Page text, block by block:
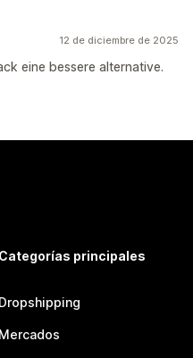
12 de diciembre de 2025
eine bessere alternative.
Categorías principales
Dropshipping
Mercados